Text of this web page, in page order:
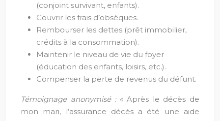
(conjoint survivant, enfants).
Couvrir les frais d’obsèques.
Rembourser les dettes (prêt immobilier,
crédits à la consommation).
Maintenir le niveau de vie du foyer
(éducation des enfants, loisirs, etc.).
Compenser la perte de revenus du défunt.
Témoignage anonymisé : « Après le décès de
mon mari, l’assurance décès a été une aide